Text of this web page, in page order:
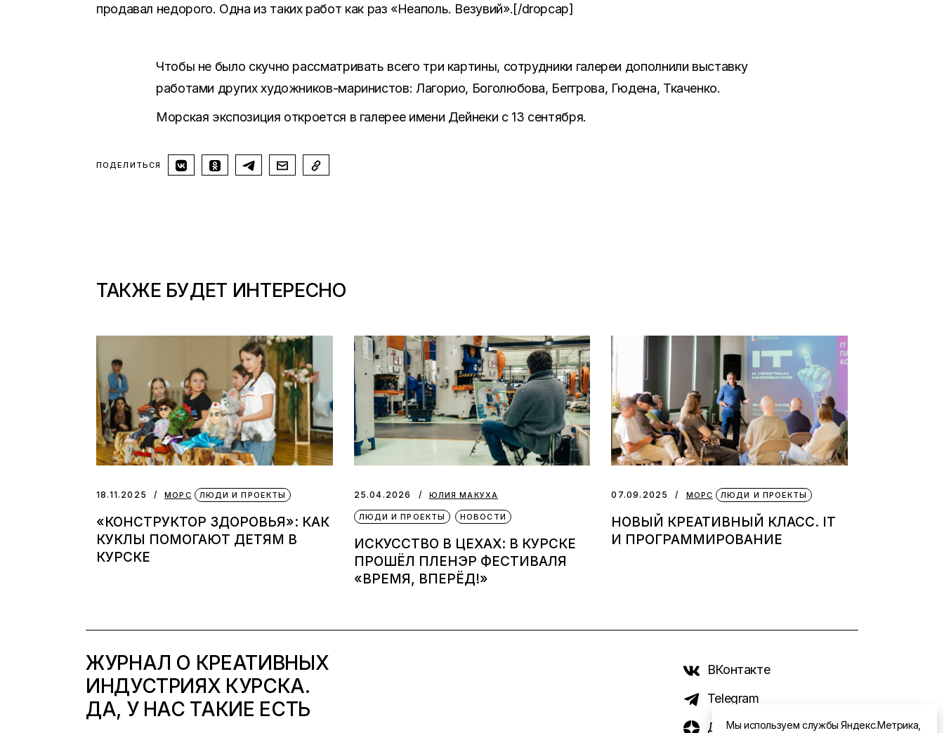
продавал недорого. Одна из таких работ как раз «Неаполь. Везувий».[/dropcap]
Чтобы не было скучно рассматривать всего три картины, сотрудники галереи дополнили выставку
работами других художников-маринистов: Лагорио, Боголюбова, Беггрова, Гюдена, Ткаченко.
Морская экспозиция откроется в галерее имени Дейнеки с 13 сентября.
ПОДЕЛИТЬСЯ
ТАКЖЕ БУДЕТ ИНТЕРЕСНО
18.11.2025 МОРС ЛЮДИ И ПРОЕКТЫ
«КОНСТРУКТОР ЗДОРОВЬЯ»: КАК
КУКЛЫ ПОМОГАЮТ ДЕТЯМ В
КУРСКЕ
25.04.2026 ЮЛИЯ МАКУХА
ЛЮДИ И ПРОЕКТЫ НОВОСТИ
ИСКУССТВО В ЦЕХАХ: В КУРСКЕ
ПРОШЁЛ ПЛЕНЭР ФЕСТИВАЛЯ
«ВРЕМЯ, ВПЕРЁД!»
07.09.2025 МОРС ЛЮДИ И ПРОЕКТЫ
НОВЫЙ КРЕАТИВНЫЙ КЛАСС. IT
И ПРОГРАММИРОВАНИЕ
ЖУРНАЛ О КРЕАТИВНЫХ
ИНДУСТРИЯХ КУРСКА.
ДА, У НАС ТАКИЕ ЕСТЬ
ВКонтакте
Telegram
ДзенМы используем службы Яндекс.Метрика,